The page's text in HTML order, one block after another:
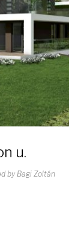
u.
by Bagi Zoltán